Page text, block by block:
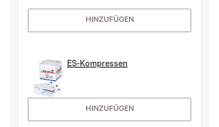
HINZUFÜGEN
ES-Kompressen
HINZUFÜGEN